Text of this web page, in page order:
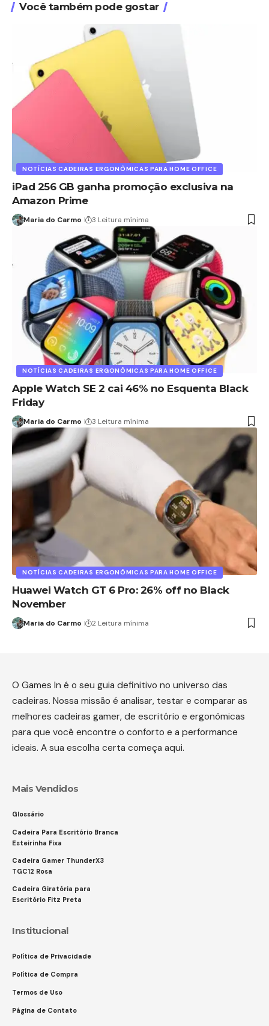
Você também pode gostar
NOTÍCIAS CADEIRAS ERGONÔMICAS PARA HOME OFFICE
iPad 256 GB ganha promoção exclusiva na
Amazon Prime
Maria do Carmo 3 Leitura mínima
NOTÍCIAS CADEIRAS ERGONÔMICAS PARA HOME OFFICE
Apple Watch SE 2 cai 46% no Esquenta Black
Friday
Maria do Carmo 3 Leitura mínima
NOTÍCIAS CADEIRAS ERGONÔMICAS PARA HOME OFFICE
Huawei Watch GT 6 Pro: 26% off no Black
November
Maria do Carmo 2 Leitura mínima
O Games In é o seu guia definitivo no universo das
cadeiras. Nossa missão é analisar, testar e comparar as
melhores cadeiras gamer, de escritório e ergonômicas
para que você encontre o conforto e a performance
ideais. A sua escolha certa começa aqui.
Mais Vendidos
Glossário
Cadeira Para Escritório Branca
Esteirinha Fixa
Cadeira Gamer ThunderX3
TGC12 Rosa
Cadeira Giratória para
Escritório Fitz Preta
Institucional
Política de Privacidade
Política de Compra
Termos de Uso
Página de Contato